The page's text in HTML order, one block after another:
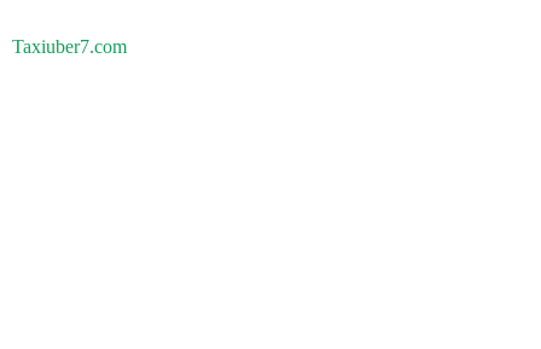
Taxiuber7.com